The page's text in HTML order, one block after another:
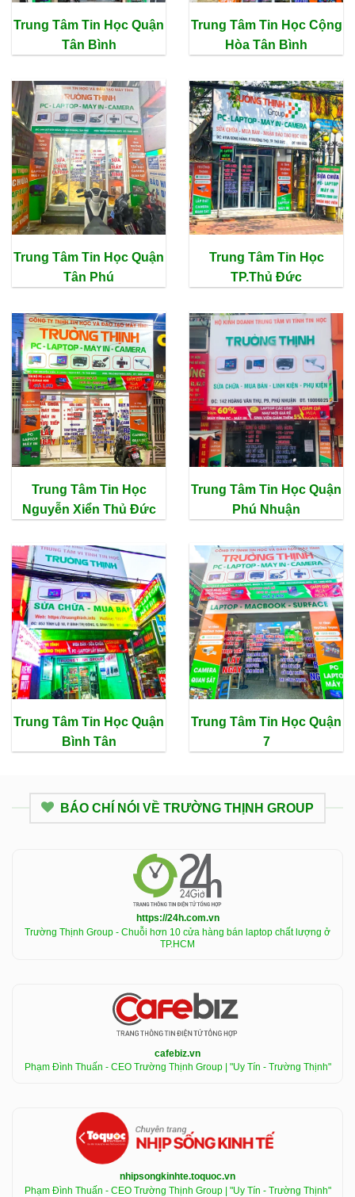
Trung Tâm Tin Học Quận
Tân Bình
Trung Tâm Tin Học Cộng
Hòa Tân Bình
Trung Tâm Tin Học Quận
Tân Phú
Trung Tâm Tin Học
TP.Thủ Đức
Trung Tâm Tin Học
Nguyễn Xiển Thủ Đức
Trung Tâm Tin Học Quận
Phú Nhuận
Trung Tâm Tin Học Quận
Bình Tân
Trung Tâm Tin Học Quận
7
BÁO CHÍ NÓI VỀ TRƯỜNG THỊNH GROUP
https://24h.com.vn
Trường Thịnh Group - Chuỗi hơn 10 cửa hàng bán laptop chất lượng ở
TP.HCM
cafebiz.vn
Phạm Đình Thuấn - CEO Trường Thịnh Group | "Uy Tín - Trường Thịnh"
nhipsongkinhte.toquoc.vn
Phạm Đình Thuấn - CEO Trường Thịnh Group | "Uy Tín - Trường Thịnh"